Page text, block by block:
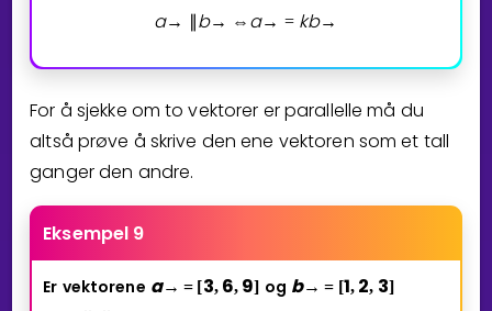
a→ b→ ⇔ a→ = kb→
For å sjekke om to vektorer er parallelle må du
altså prøve å skrive den ene vektoren som et tall
ganger den andre.
Eksempel 9
Er vektorene a→ = [3, 6, 9] og b→ = [1, 2, 3]